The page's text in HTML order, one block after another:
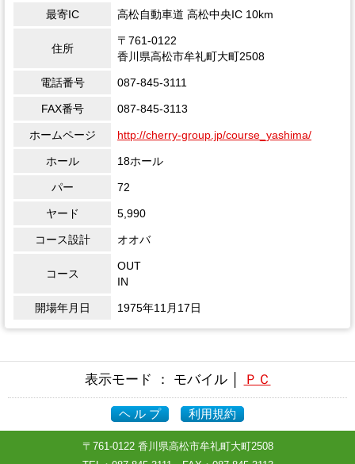
最寄IC 高松自動車道 高松中央IC 10km
住所
〒761-0122
香川県高松市牟礼町大町2508
電話番号 087-845-3111
FAX番号 087-845-3113
ホームページ http://cherry-group.jp/course_yashima/
ホール 18ホール
パー 72
ヤード 5,990
コース設計 オオバ
コース
OUT
IN
開場年月日 1975年11月17日
表示モード ： モバイル │ ＰＣ
ヘ ル プ 利用規約
〒761-0122 香川県高松市牟礼町大町2508